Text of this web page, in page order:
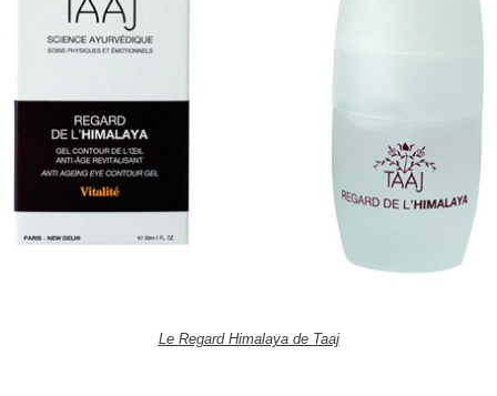
Le Regard Himalaya de Taaj